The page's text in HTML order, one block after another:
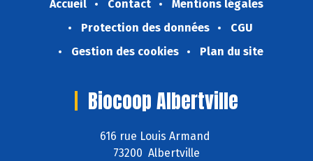
Accueil Contact
Mentions légales
Protection des données
CGU
Gestion des cookies
Plan du site
Biocoop Albertville
616 rue Louis Armand
73200 Albertville